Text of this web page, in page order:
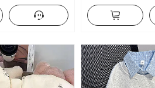
de punto Mujer
Manga Larga
deportivos Mujer
HOLGAZÁN Kuo
Pantalones